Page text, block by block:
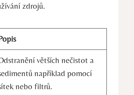
zdrojů.
větších nečistot a
například pomocí
nebo filtrů.